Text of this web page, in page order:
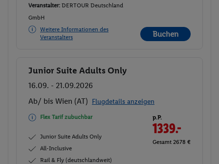
Veranstalter: DERTOUR Deutschland
GmbH
Weitere Informationen des
Veranstalters
Buchen
Buchen
Junior Suite Adults Only
16.09. - 21.09.2026
Ab/ bis Wien (AT) Flugdetails anzeigen
Flex Tarif zubuchbar
Junior Suite Adults Only
All-Inclusive
Rail & Fly (deutschlandweit)
p.P.
1339.-
Gesamt 2678 €